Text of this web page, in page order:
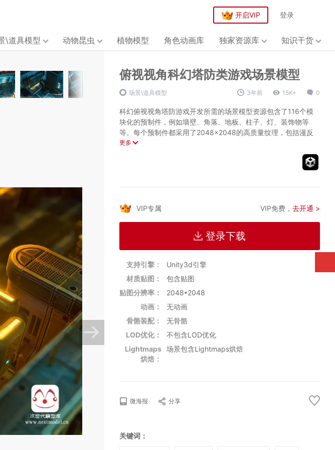
开启VIP 登录
\道具模型 动物昆虫 植物模型 角色动画库 独家资源库 知识干货
俯视视角科幻塔防类游戏场景模型
场景\道具模型 3年前 15K+ 0
科幻俯视视角塔防游戏开发所需的场景模型资源包含了116个模
块化的预制件，例如墙壁、角落、地板、柱子、灯、装饰物等
等。每个预制件都采用了2048×2048的高质量纹理，包括漫反
射、镜面反射、高度贴图和法线贴图，无论是细节还是整体都充
贴图类型：漫反射、镜面反射、高度贴图和法线贴图
4.2.0或更高
是否支持
默认内置渲染管
更多
VIP专属 VIP免费， 去开通 >
登录下载
支持引擎：
Unity3d引擎
材质贴图：
包含贴图
贴图分辨率：
2048*2048
动画：
无动画
骨骼装配：
无骨骼
LOD优化：
不包含LOD优化
Lightmaps
烘焙：
场景包含Lightmaps烘焙
微海报 分享
关键词：